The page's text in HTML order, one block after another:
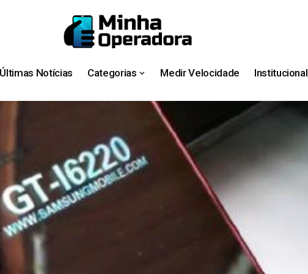
Últimas Notícias Categorias Medir Velocidade Institucional